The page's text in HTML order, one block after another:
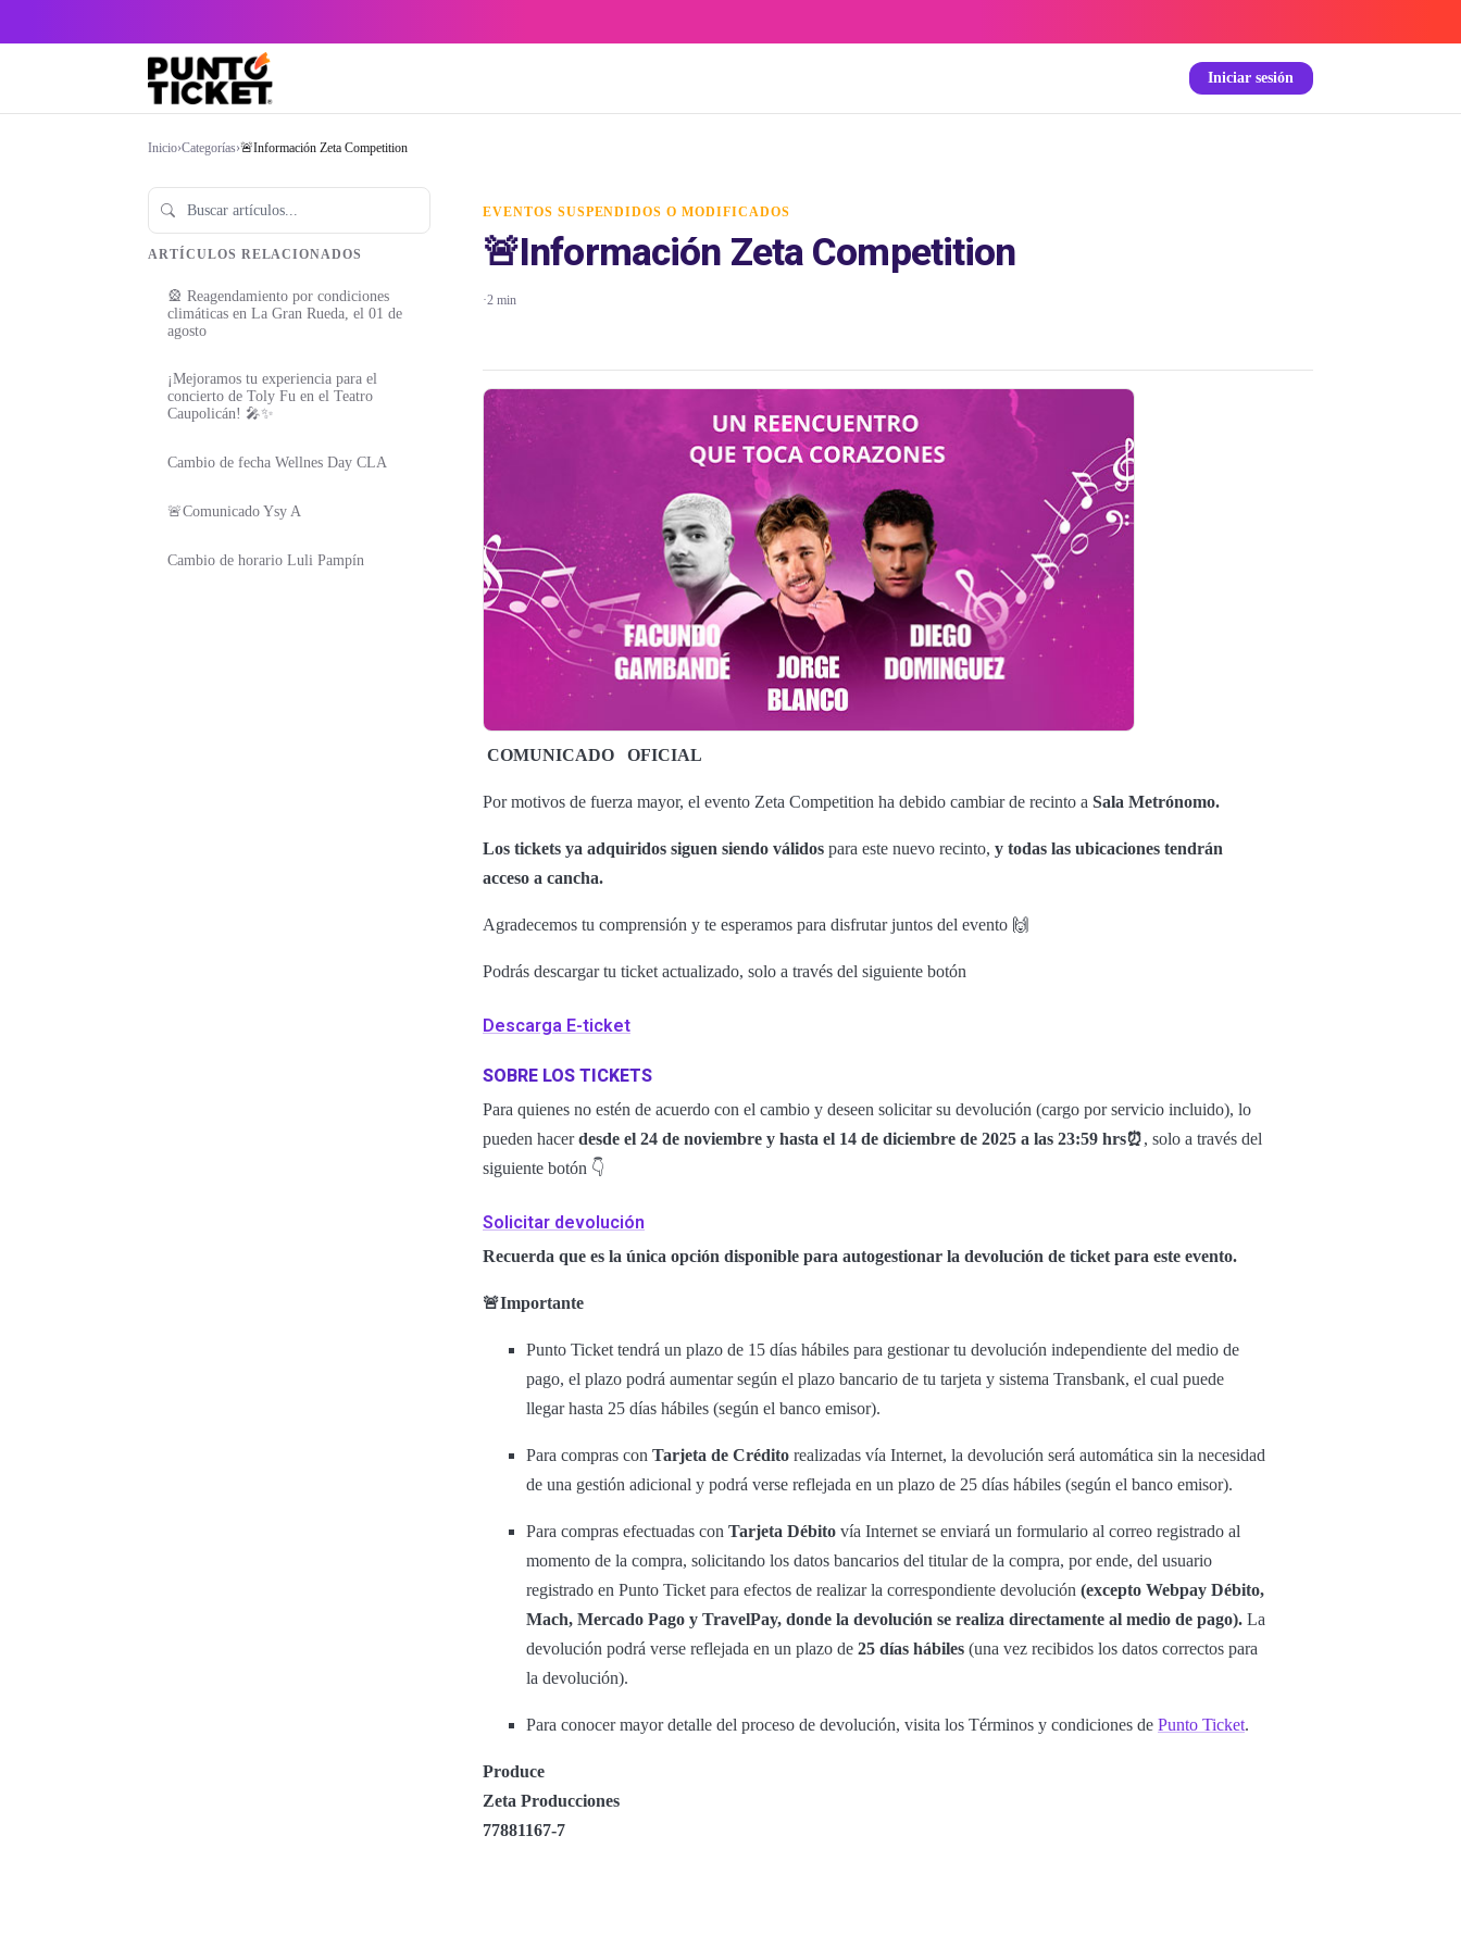
Iniciar sesión
Inicio›Categorías›🚨Información Zeta Competition
ARTÍCULOS RELACIONADOS
🎡 Reagendamiento por condiciones
climáticas en La Gran Rueda, el 01 de
agosto
¡Mejoramos tu experiencia para el
concierto de Toly Fu en el Teatro
Caupolicán! 🎤✨
Cambio de fecha Wellnes Day CLA
🚨Comunicado Ysy A
Cambio de horario Luli Pampín
EVENTOS SUSPENDIDOS O MODIFICADOS
🚨Información Zeta Competition
·2 min
COMUNICADO OFICIAL
Por motivos de fuerza mayor, el evento Zeta Competition ha debido cambiar de recinto a Sala Metrónomo.
Los tickets ya adquiridos siguen siendo válidos para este nuevo recinto, y todas las ubicaciones tendrán
acceso a cancha.
Agradecemos tu comprensión y te esperamos para disfrutar juntos del evento 🙌
Podrás descargar tu ticket actualizado, solo a través del siguiente botón
Descarga E-ticket
SOBRE LOS TICKETS
Para quienes no estén de acuerdo con el cambio y deseen solicitar su devolución (cargo por servicio incluido), lo
pueden hacerdesde el 24 de noviembre y hasta el 14 de diciembre de 2025 a las 23:59 hrs⏰, solo a través del
siguiente botón 👇
Solicitar devolución
Recuerda que es la única opción disponible para autogestionar la devolución de ticket para este evento.
🚨Importante
Punto Ticket tendrá un plazo de 15 días hábiles para gestionar tu devolución independiente del medio de
pago, el plazo podrá aumentar según el plazo bancario de tu tarjeta y sistema Transbank, el cual puede
llegar hasta 25 días hábiles (según el banco emisor).
Para compras con Tarjeta de Crédito realizadas vía Internet, la devolución será automática sin la necesidad
de una gestión adicional y podrá verse reflejada en un plazo de 25 días hábiles (según el banco emisor).
Para compras efectuadas con Tarjeta Débito vía Internet se enviará un formulario al correo registrado al
momento de la compra, solicitando los datos bancarios del titular de la compra, por ende, del usuario
registrado en Punto Ticket para efectos de realizar la correspondiente devolución (excepto Webpay Débito,
Mach, Mercado Pago y TravelPay, donde la devolución se realiza directamente al medio de pago). La
devolución podrá verse reflejada en un plazo de 25 días hábiles (una vez recibidos los datos correctos para
la devolución).
Para conocer mayor detalle del proceso de devolución, visita los Términos y condiciones de Punto Ticket.
Produce
Zeta Producciones
77881167-7